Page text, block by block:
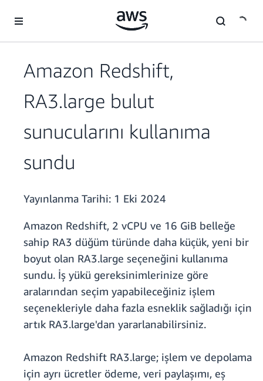
Amazon Redshift,
RA3.large bulut
sunucularını kullanıma
sundu
Yayınlanma Tarihi: 1 Eki 2024
Amazon Redshift, 2 vCPU ve 16 GiB belleğe
sahip RA3 düğüm türünde daha küçük, yeni bir
boyut olan RA3.large seçeneğini kullanıma
sundu. İş yükü gereksinimlerinize göre
aralarından seçim yapabileceğiniz işlem
seçenekleriyle daha fazla esneklik sağladığı için
artık RA3.large'dan yararlanabilirsiniz.
Amazon Redshift RA3.large; işlem ve depolama
için ayrı ücretler ödeme, veri paylaşımı, eş